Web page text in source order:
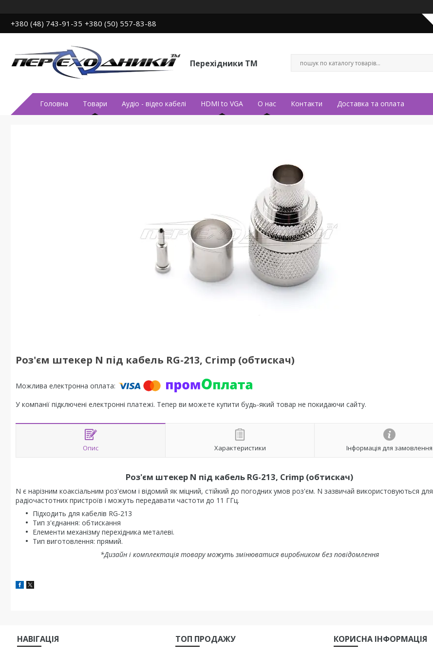
+380 (48) 743-91-35 +380 (50) 557-83-88
Перехідники ТМ
Головна Товари Аудiо - вiдео кабелi HDMI to VGA О нас Контакти Доставка та оплата
Роз'єм штекер N під кабель RG-213, Crimp (обтискач)
У компанії підключені електронні платежі. Тепер ви можете купити будь-який товар не покидаючи сайту.
Опис Характеристики Інформація для замовлення
Роз'єм штекер N під кабель RG-213, Crimp (обтискач)
N є нарізним коаксіальним роз'ємом і відомий як міцний, стійкий до погодних умов роз'єм. N зазвичай використовуються для
радіочастотних пристроїв і можуть передавати частоти до 11 ГГц.
Підходить для кабелів RG-213
Тип з'єднання: обтискання
Елементи механізму перехідника металеві.
Тип виготовлення: прямий.
*Дизайн і комплектація товару можуть змінюватися виробником без повідомлення
НАВIГАЦIЯ ТОП ПРОДАЖУ КОРИСНА IНФОРМАЦIЯ